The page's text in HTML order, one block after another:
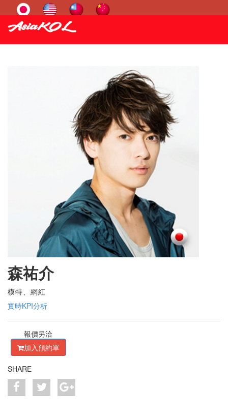
森祐介
模特、網紅
實時KPI分析
報價另洽
加入預約單
SHARE